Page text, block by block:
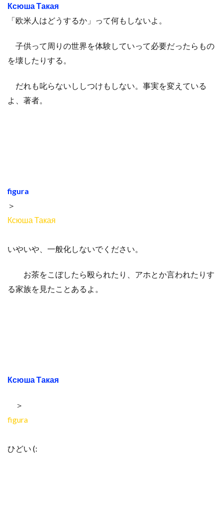
Ксюша Такая
「欧米人はどうするか」って何もしないよ。
子供って周りの世界を体験していって必要だったらもの
を壊したりする。
だれも叱らないししつけもしない。事実を変えている
よ、著者。
figura
＞
Ксюша Такая
いやいや、一般化しないでください。
お茶をこぼしたら殴られたり、アホとか言われたりす
る家族を見たことあるよ。
Ксюша Такая
＞
figura
ひどい (: